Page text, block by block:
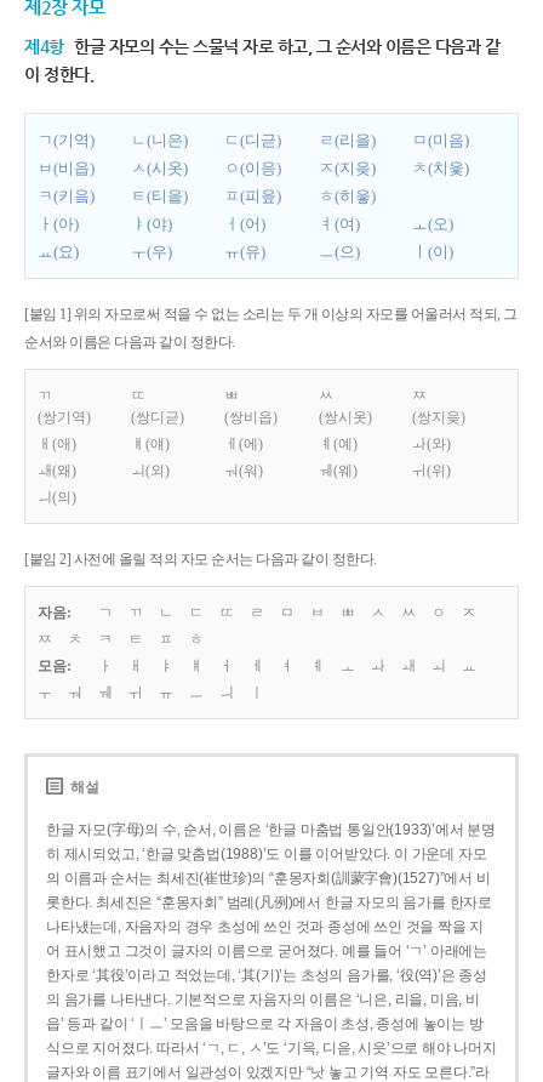
제2장 자모
제4항 한글 자모의 수는 스물넉 자로 하고, 그 순서와 이름은 다음과 같
이 정한다.
ㄱ(기역) ㄴ(니은) ㄷ(디귿) ㄹ(리을)
ㅁ(미음)
ㅂ(비읍)
ㅅ(시옷) ㅇ(이응) ㅈ(지읒)
ㅊ(치읓)
ㅋ(키읔)
ㅌ(티읕) ㅍ(피읖)
ㅎ(히읗)
ㅏ(아)
ㅑ(야) ㅓ(어) ㅕ(여)
ㅗ(오)
ㅛ(요)
ㅜ(우) ㅠ(유) ㅡ(으) ㅣ(이)
[붙임 1] 위의 자모로써 적을 수 없는 소리는 두 개 이상의 자모를 어울러서 적되, 그
순서와 이름은 다음과 같이 정한다.
ㄲ
(쌍기역)
ㄸ
(쌍디귿)
ㅃ
(쌍비읍)
ㅆ
(쌍시옷)
ㅉ
(쌍지읒)
ㅐ(애)
ㅒ(얘) ㅔ(에) ㅖ(예)
ㅘ(와)
ㅙ(왜)
ㅚ(외) ㅝ(워) ㅞ(웨)
ㅟ(위)
ㅢ(의)
[붙임 2] 사전에 올릴 적의 자모 순서는 다음과 같이 정한다.
자음: ㄱ ㄲ ㄴ ㄷ ㄸ ㄹ ㅁ ㅂ ㅃ ㅅ ㅆ ㅇ
ㅈ
ㅉ
ㅊ ㅋ ㅌ ㅍ
ㅎ
모음:
ㅏ ㅐ ㅑ ㅒ ㅓ ㅔ ㅕ ㅖ ㅗ ㅘ ㅙ ㅚ
ㅛ
ㅜ
ㅝ ㅞ ㅟ ㅠ ㅡ ㅢ
해설
한글 자모(字母)의 수, 순서, 이름은 ‘한글 마춤법 통일안(1933)’에서 분명
히 제시되었고, ‘한글 맞춤법(1988)’도 이를 이어받았다. 이 가운데 자모
의 이름과 순서는 최세진(崔世珍)의 “훈몽자회(訓蒙字會)(1527)”에서 비
롯한다. 최세진은 “훈몽자회” 범례(凡例)에서 한글 자모의 음가를 한자로
나타냈는데, 자음자의 경우 초성에 쓰인 것과 종성에 쓰인 것을 짝을 지
어 표시했고 그것이 글자의 이름으로 굳어졌다. 예를 들어 ‘ㄱ’ 아래에는
한자로 ‘其役’이라고 적었는데, ‘其(기)’는 초성의 음가를, ‘役(역)’은 종성
의 음가를 나타낸다. 기본적으로 자음자의 이름은 ‘니은, 리을, 미음, 비
읍’ 등과 같이 ‘ㅣㅡ’ 모음을 바탕으로 각 자음이 초성, 종성에 놓이는 방
식으로 지어졌다. 따라서 ‘ㄱ, ㄷ, ㅅ’도 ‘기윽, 디읃, 시읏’으로 해야 나머지
글자와 이름 표기에서 일관성이 있겠지만 “낫 놓고 기역 자도 모른다.”라